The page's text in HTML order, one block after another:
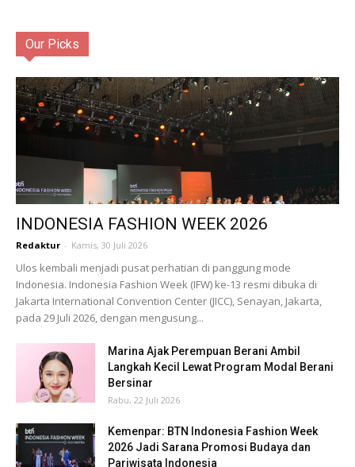
Our Picks
INDONESIA FASHION WEEK 2026
Redaktur - Kamis, 30 Juli 2026
Ulos kembali menjadi pusat perhatian di panggung mode
Indonesia. Indonesia Fashion Week (IFW) ke-13 resmi dibuka di
Jakarta International Convention Center (JICC), Senayan, Jakarta,
pada 29 Juli 2026, dengan mengusung...
Marina Ajak Perempuan Berani Ambil
Langkah Kecil Lewat Program Modal Berani
Bersinar
Rabu, 22 Juli 2026
Kemenpar: BTN Indonesia Fashion Week
2026 Jadi Sarana Promosi Budaya dan
Pariwisata Indonesia